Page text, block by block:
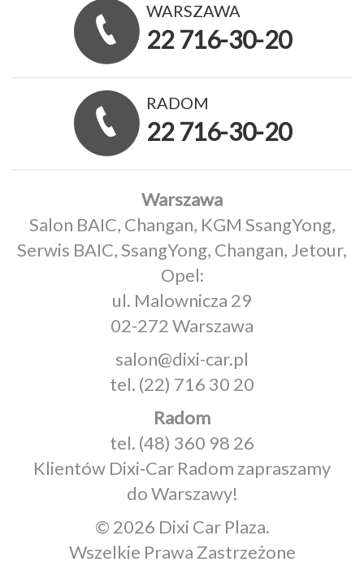
WARSZAWA
22 716-30-20
RADOM
22 716-30-20
Warszawa
Salon BAIC, Changan, KGM SsangYong,
Serwis BAIC, SsangYong, Changan, Jetour,
Opel:
ul. Malownicza 29
02-272 Warszawa
salon@dixi-car.pl
tel. (22) 716 30 20
Radom
tel. (48) 360 98 26
Klientów Dixi‑Car Radom zapraszamy
do Warszawy!
© 2026 Dixi Car Plaza.
Wszelkie Prawa Zastrzeżone